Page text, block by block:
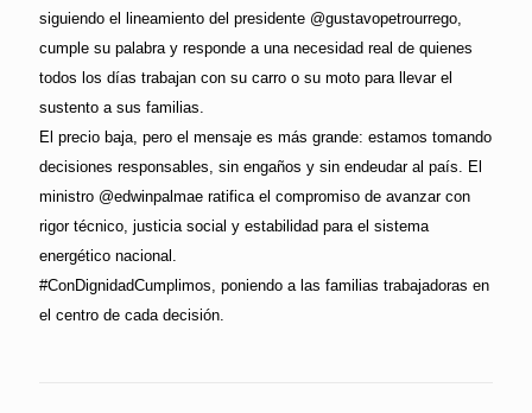
siguiendo el lineamiento del presidente @gustavopetrourrego,
cumple su palabra y responde a una necesidad real de quienes
todos los días trabajan con su carro o su moto para llevar el
sustento a sus familias.
El precio baja, pero el mensaje es más grande: estamos tomando
decisiones responsables, sin engaños y sin endeudar al país. El
ministro @edwinpalmae ratifica el compromiso de avanzar con
rigor técnico, justicia social y estabilidad para el sistema
energético nacional.
#ConDignidadCumplimos, poniendo a las familias trabajadoras en
el centro de cada decisión.